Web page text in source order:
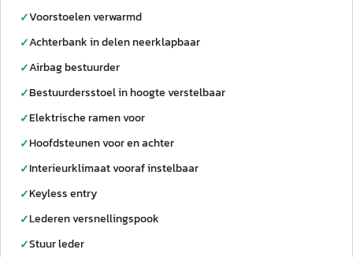
✓Voorstoelen verwarmd
✓Achterbank in delen neerklapbaar
✓Airbag bestuurder
✓Bestuurdersstoel in hoogte verstelbaar
✓Elektrische ramen voor
✓Hoofdsteunen voor en achter
✓Interieurklimaat vooraf instelbaar
✓Keyless entry
✓Lederen versnellingspook
✓Stuur leder